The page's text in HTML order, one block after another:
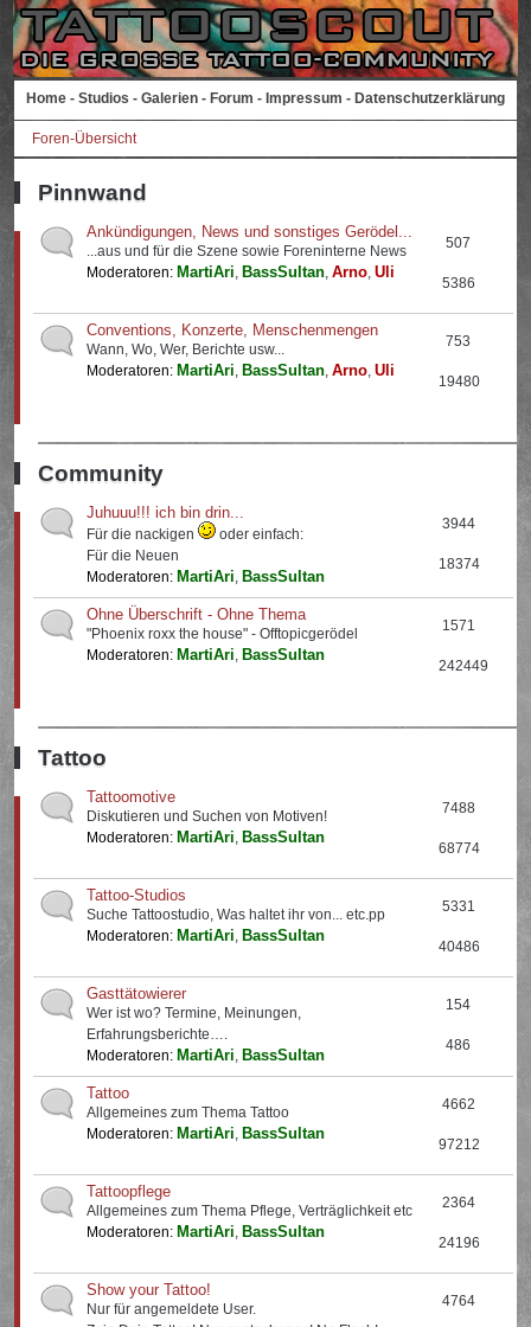
Home - Studios - Galerien - Forum - Impressum - Datenschutzerklärung
Foren-Übersicht
Pinnwand
Ankündigungen, News und sonstiges Gerödel...
...aus und für die Szene sowie Foreninterne News
Moderatoren: MartiAri, BassSultan,Arno,Uli
507
5386
Conventions, Konzerte, Menschenmengen
Wann, Wo, Wer, Berichte usw...
Moderatoren: MartiAri, BassSultan,Arno,Uli
753
19480
Community
Juhuuu!!! ich bin drin...
Für die nackigen
oder einfach:
Für die Neuen
Moderatoren: MartiAri, BassSultan
3944
18374
Ohne Überschrift - Ohne Thema
"Phoenix roxx the house" - Offtopicgerödel
Moderatoren: MartiAri, BassSultan
1571
242449
Tattoo
Tattoomotive
Diskutieren und Suchen von Motiven!
Moderatoren: MartiAri, BassSultan
7488
68774
Tattoo-Studios
Suche Tattoostudio, Was haltet ihr von... etc.pp
Moderatoren: MartiAri, BassSultan
5331
40486
Gasttätowierer
Wer ist wo? Termine, Meinungen,
Erfahrungsberichte….
Moderatoren: MartiAri, BassSultan
154
486
Tattoo
Allgemeines zum Thema Tattoo
Moderatoren: MartiAri, BassSultan
4662
97212
Tattoopflege
Allgemeines zum Thema Pflege, Verträglichkeit etc
Moderatoren: MartiAri, BassSultan
2364
24196
Show your Tattoo!
Nur für angemeldete User.
4764